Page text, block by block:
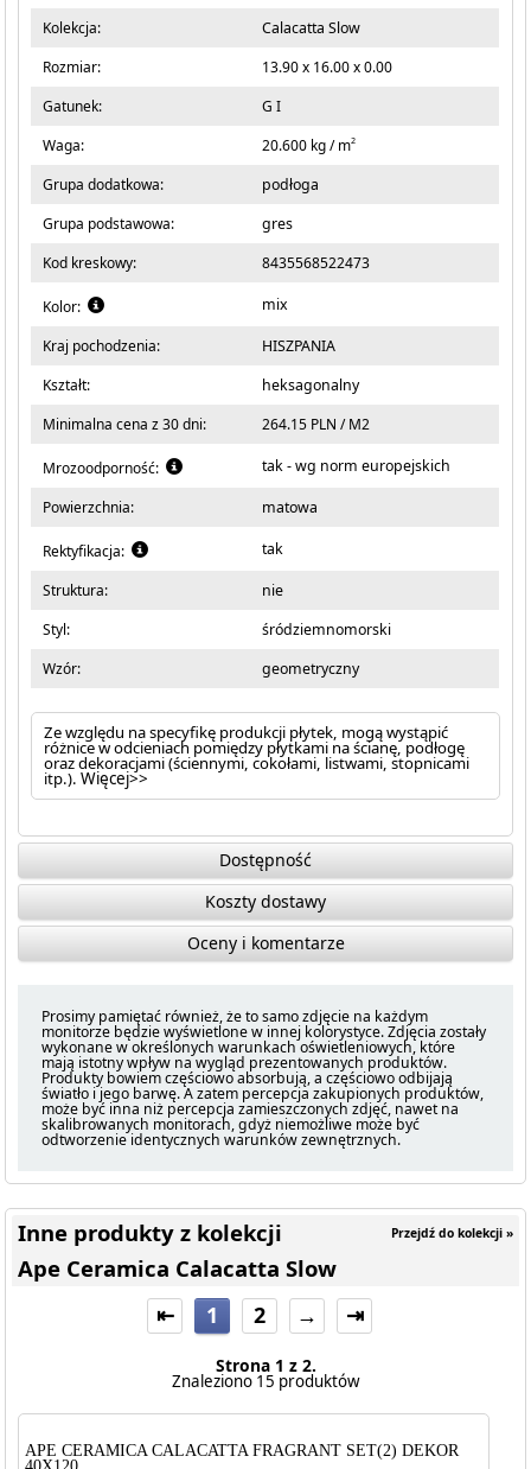
Kolekcja:
Calacatta Slow
Rozmiar:
13.90 x 16.00 x 0.00
Gatunek:
G I
Waga:
20.600 kg / m2
Grupa dodatkowa:
podłoga
Grupa podstawowa:
gres
Kod kreskowy:
8435568522473
Kolor: mix
Kraj pochodzenia:
HISZPANIA
Kształt:
heksagonalny
Minimalna cena z 30 dni:
264.15 PLN / M2
Mrozoodporność: tak - wg norm europejskich
Powierzchnia: matowa
Rektyfikacja: tak
Struktura:
nie
Styl:
śródziemnomorski
Wzór:
geometryczny
Ze względu na specyfikę produkcji płytek, mogą wystąpić
różnice w odcieniach pomiędzy płytkami na ścianę, podłogę
oraz dekoracjami (ściennymi, cokołami, listwami, stopnicami
itp.).Więcej>>
Dostępność
Koszty dostawy
Oceny i komentarze
Prosimy pamiętać również, że to samo zdjęcie na każdym
monitorze będzie wyświetlone w innej kolorystyce. Zdjęcia zostały
wykonane w określonych warunkach oświetleniowych, które
mają istotny wpływ na wygląd prezentowanych produktów.
Produkty bowiem częściowo absorbują, a częściowo odbijają
światło i jego barwę. A zatem percepcja zakupionych produktów,
może być inna niż percepcja zamieszczonych zdjęć, nawet na
skalibrowanych monitorach, gdyż niemożliwe może być
odtworzenie identycznych warunków zewnętrznych.
Przejdź do kolekcji »
Inne produkty z kolekcji
Ape Ceramica Calacatta Slow
⇤ 1 2 → ⇥
Strona 1 z 2.
Znaleziono 15 produktów
APE CERAMICA CALACATTA FRAGRANT SET(2) DEKOR